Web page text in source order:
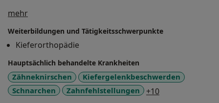
mehrÜber mich
Weiterbildungen und Tätigkeitsschwerpunkte
Kieferorthopädie
Hauptsächlich behandelte Krankheiten
Zähneknirschen
Kiefergelenkbeschwerden
Schnarchen
Zahnfehlstellungen +10